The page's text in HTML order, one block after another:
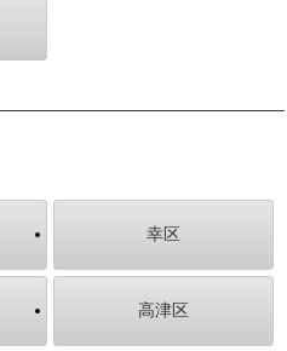
幸区
高津区